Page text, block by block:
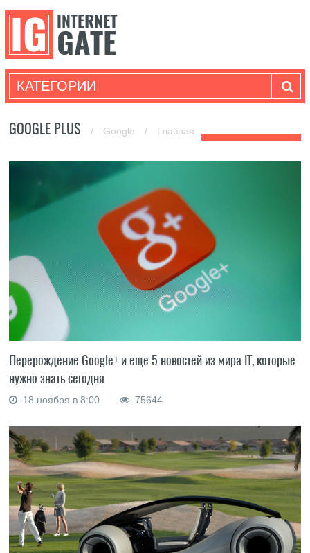
КАТЕГОРИИ
GOOGLE PLUS / Google / Главная
Перерождение Google+ и еще 5 новостей из мира IT, которые
нужно знать сегодня
18 ноября в 8:00 75644